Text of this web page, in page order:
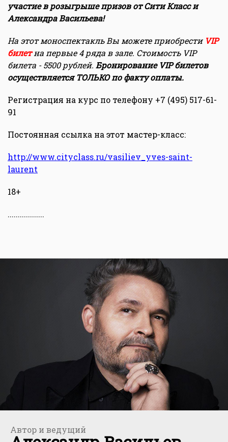
участие в розыгрыше призов от Сити Класс и
Александра Васильева!
На этот моноспектакль Вы можете приобрести VIP
билетна первые 4 ряда в зале. Стоимость VIP
билета - 5500 рублей. Бронирование VIP билетов
осуществляется ТОЛЬКО по факту оплаты.
Регистрация на курс по телефону +7 (495) 517-61-
91
Постоянная ссылка на этот мастер-класс:
http://www.cityclass.ru/vasiliev_yves-saint-
laurent
18+
..................
Автор и ведущий